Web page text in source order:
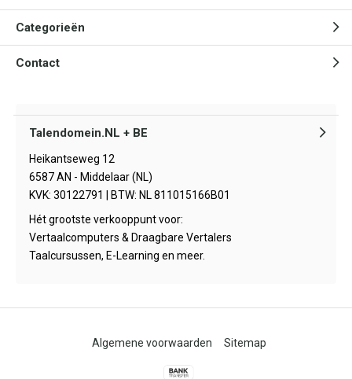
Categorieën
Contact
Talendomein.NL + BE
Heikantseweg 12
6587 AN - Middelaar (NL)
KVK: 30122791 | BTW: NL 811015166B01
Hét grootste verkooppunt voor:
Vertaalcomputers & Draagbare Vertalers
Taalcursussen, E-Learning en meer.
Algemene voorwaarden Sitemap